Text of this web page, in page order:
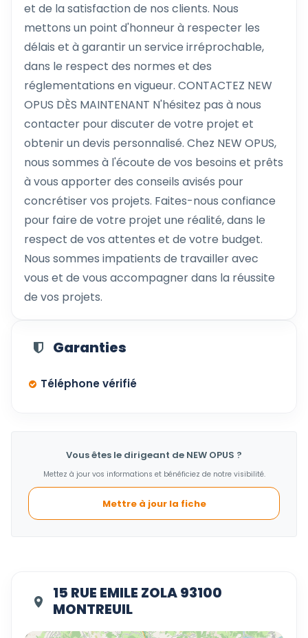
et de la satisfaction de nos clients. Nous
mettons un point d'honneur à respecter les
délais et à garantir un service irréprochable,
dans le respect des normes et des
réglementations en vigueur. CONTACTEZ NEW
OPUS DÈS MAINTENANT N'hésitez pas à nous
contacter pour discuter de votre projet et
obtenir un devis personnalisé. Chez NEW OPUS,
nous sommes à l'écoute de vos besoins et prêts
à vous apporter des conseils avisés pour
concrétiser vos projets. Faites-nous confiance
pour faire de votre projet une réalité, dans le
respect de vos attentes et de votre budget.
Nous sommes impatients de travailler avec
vous et de vous accompagner dans la réussite
de vos projets.
Garanties
Téléphone vérifié
Vous êtes le dirigeant de NEW OPUS ?
Mettez à jour vos informations et bénéficiez de notre visibilité.
Mettre à jour la fiche
15 RUE EMILE ZOLA 93100
MONTREUIL